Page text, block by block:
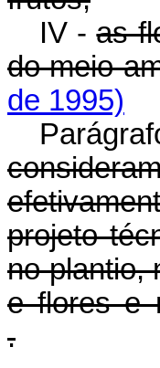
IV -as
do meio
de 1995)
projeto
no plantio,
e flores e
.